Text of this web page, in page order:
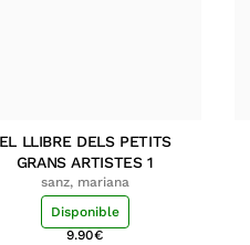
EL LLIBRE DELS PETITS
GRANS ARTISTES 1
sanz, mariana
Disponible
9.90€